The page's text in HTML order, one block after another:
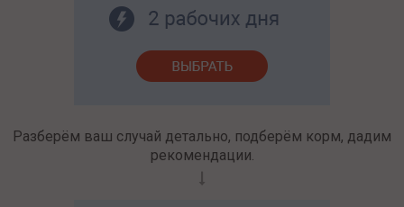
Разберём ваш случай детально, подберём корм, дадим
рекомендации.